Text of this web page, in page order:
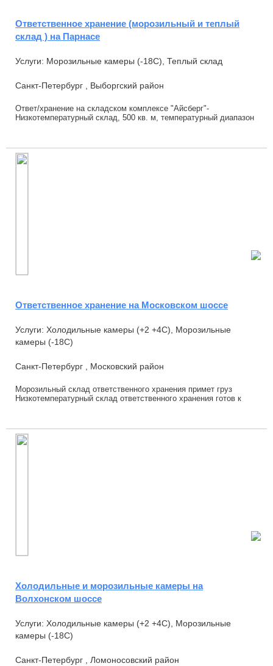
Ответственное хранение (морозильный и теплый
склад ) на Парнасе
Услуги: Морозильные камеры (-18С), Теплый склад
Санкт-Петербург , Выборгский район
Ответ/хранение на складском комплексе "Айсберг"-
Низкотемпературный склад, 500 кв. м, температурный диапазон
Ответственное хранение на Московском шоссе
Услуги: Холодильные камеры (+2 +4С), Морозильные
камеры (-18С)
Санкт-Петербург , Московский район
Морозильный склад ответственного хранения примет груз
Низкотемпературный склад ответственного хранения готов к
Холодильные и морозильные камеры на
Волхонском шоссе
Услуги: Холодильные камеры (+2 +4С), Морозильные
камеры (-18С)
Санкт-Петербург , Ломоносовский район